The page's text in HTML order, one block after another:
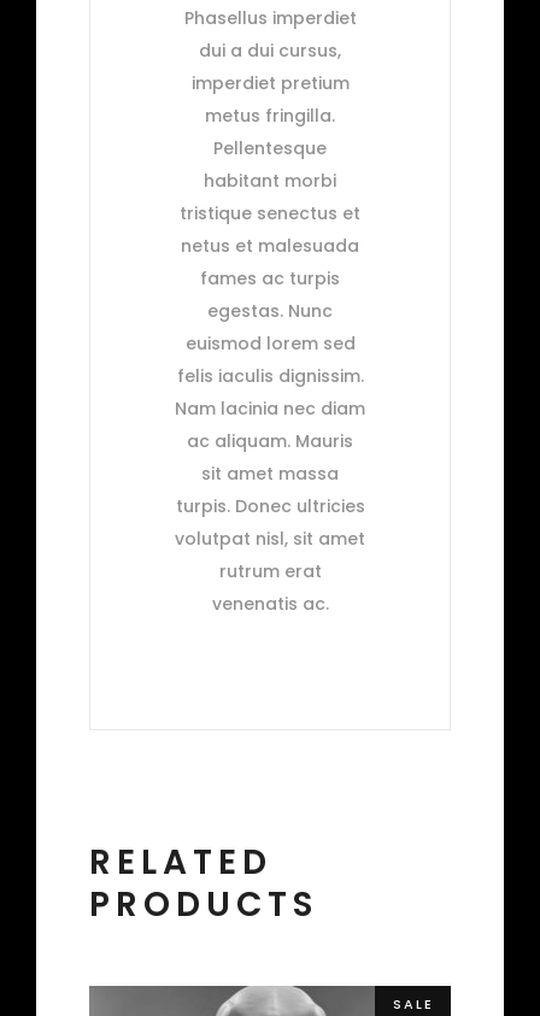
Phasellus imperdiet
dui a dui cursus,
imperdiet pretium
metus fringilla.
Pellentesque
habitant morbi
tristique senectus et
netus et malesuada
fames ac turpis
egestas. Nunc
euismod lorem sed
felis iaculis dignissim.
Nam lacinia nec diam
ac aliquam. Mauris
sit amet massa
turpis. Donec ultricies
volutpat nisl, sit amet
rutrum erat
venenatis ac.
RELATED
PRODUCTS
SALE